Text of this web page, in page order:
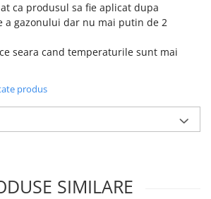
ca produsul sa fie aplicat dupa
a gazonului dar nu mai putin de 2
seara cand temperaturile sunt mai
produs
SIMILARE